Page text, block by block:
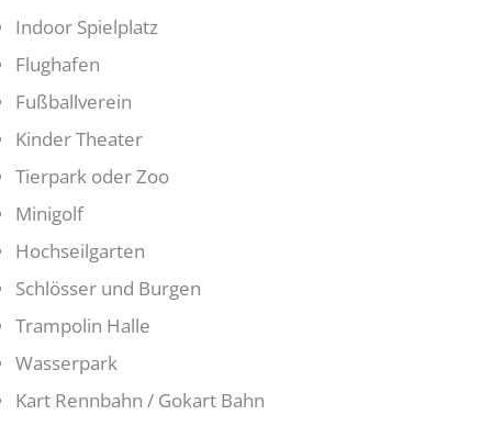
Indoor Spielplatz
Flughafen
Fußballverein
Kinder Theater
Tierpark oder Zoo
Minigolf
Hochseilgarten
Schlösser und Burgen
Trampolin Halle
Wasserpark
Kart Rennbahn / Gokart Bahn